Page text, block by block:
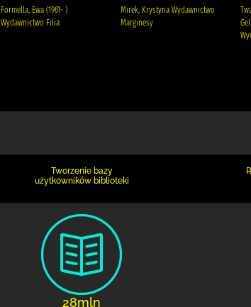
Formella, Ewa (1961- )
Wydawnictwo Filia
Mirek, Krystyna Wydawnictwo
Marginesy
Tworzenie bazy
użytkowników biblioteki
28mln